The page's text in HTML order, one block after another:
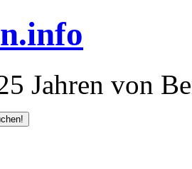
Jahren von